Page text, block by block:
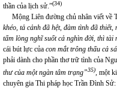
thần của lịch sử.”(34)
Mộng Liên đường chủ nhân viết về
khéo, tả cảnh đã hệt, đàm tình đã
tấm lòng nghĩ suốt cả nghìn đời, thì tài
cái bút lực của con mắt trông thấu cả
phải dành cho phần thơ trữ tình của
thư của một ngàn tâm trạng”35), một
chuyên gia Thi pháp học Trần Đình Sử: